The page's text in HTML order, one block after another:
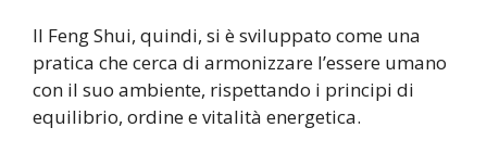
Il Feng Shui, quindi, si è sviluppato come una
pratica che cerca di armonizzare l’essere umano
con il suo ambiente, rispettando i principi di
equilibrio, ordine e vitalità energetica.